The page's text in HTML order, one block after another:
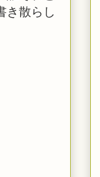
き散らし